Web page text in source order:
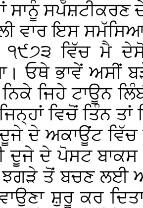
ਸਾਨੂੰ
ਵਾਰ ਇਸ
੧੯੭੩ ਵਿੱਚ ਮੈ
ਓਥੇ ਭਾਵੇਂ ਅਸੀਂ
ਜਿਹੇ ਟਾਊਨ
ਵਿਚੋਂ ਤਿੰਨ
ਦੇ ਅਕਾਊਂਟ ਵਿੱਚ
ਦੂਜੇ ਦੇ ਪੋਸਟ
ਤੋਂ ਬਚਣ ਲਈ
ਸ਼ੁਰੂ ਕਰ